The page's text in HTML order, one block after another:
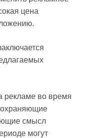
цена
рекламе во время
смысл
могут